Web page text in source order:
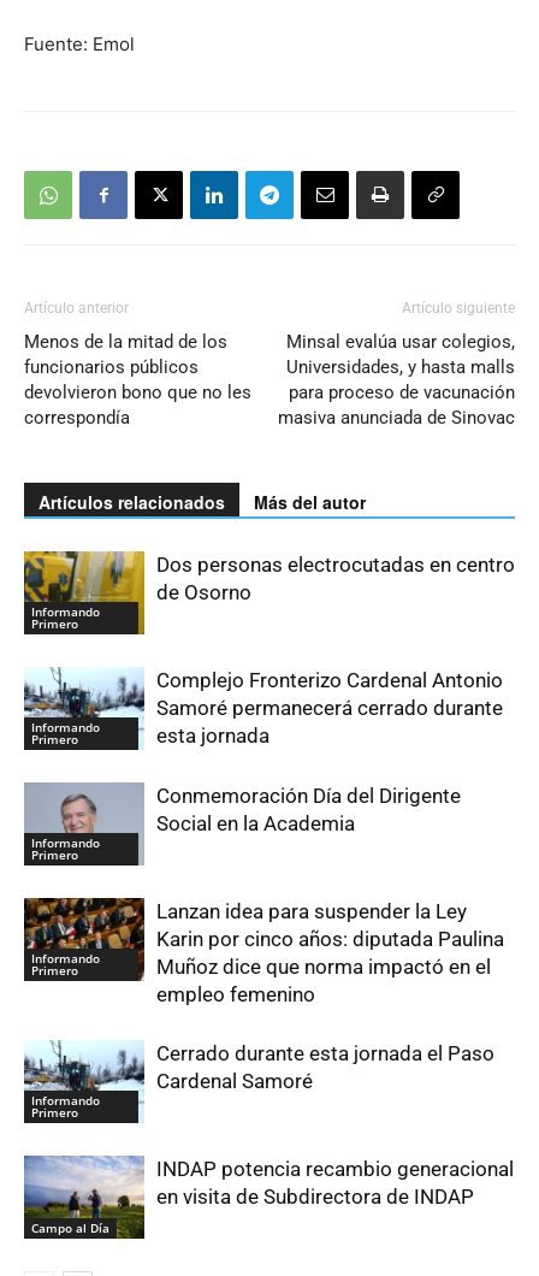
Fuente: Emol
Artículo anterior
Menos de la mitad de los
funcionarios públicos
devolvieron bono que no les
correspondía
Artículo siguiente
Minsal evalúa usar colegios,
Universidades, y hasta malls
para proceso de vacunación
masiva anunciada de Sinovac
Artículos relacionados Más del autor
Informando
Primero
Dos personas electrocutadas en centro
de Osorno
Informando
Primero
Complejo Fronterizo Cardenal Antonio
Samoré permanecerá cerrado durante
esta jornada
Informando
Primero
Conmemoración Día del Dirigente
Social en la Academia
Informando
Primero
Lanzan idea para suspender la Ley
Karin por cinco años: diputada Paulina
Muñoz dice que norma impactó en el
empleo femenino
Informando
Primero
Cerrado durante esta jornada el Paso
Cardenal Samoré
Campo al Día
INDAP potencia recambio generacional
en visita de Subdirectora de INDAP